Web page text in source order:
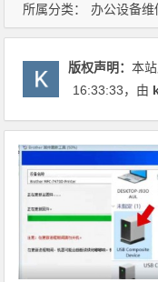
所属分类： 办公设备维
版权声明：本
16:33:33，由